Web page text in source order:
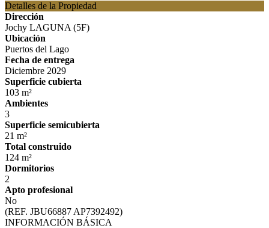
Detalles de la Propiedad
Dirección
Jochy LAGUNA (5F)
Ubicación
Puertos del Lago
Fecha de entrega
Diciembre 2029
Superficie cubierta
103 m²
Ambientes
3
Superficie semicubierta
21 m²
Total construido
124 m²
Dormitorios
2
Apto profesional
No
(REF. JBU66887 AP7392492)
INFORMACIÓN BÁSICA